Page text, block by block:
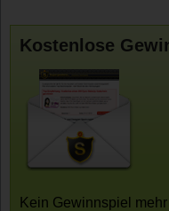
Kostenlose
Kein Gewinnspiel